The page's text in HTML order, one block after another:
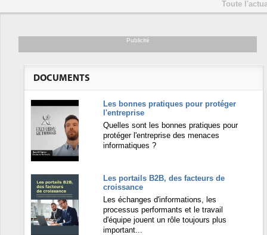
Toute
Publicité
DOCUMENTS
Les bonnes pratiques pour protéger
l'entreprise
Quelles sont les bonnes pratiques pour
protéger l'entreprise des menaces
informatiques ?
Les portails B2B, des facteurs de
croissance
Les échanges d'informations, les
processus performants et le travail
d'équipe jouent un rôle toujours plus
important...